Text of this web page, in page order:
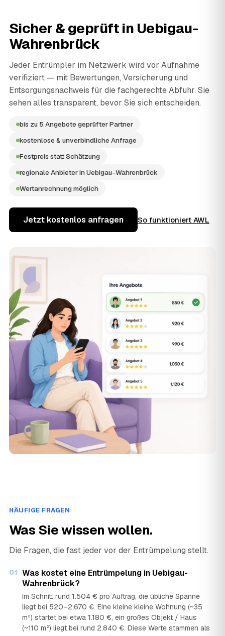
Sicher & geprüft in Uebigau-
Wahrenbrück
Jeder Entrümpler im Netzwerk wird vor Aufnahme
verifiziert — mit Bewertungen, Versicherung und
Entsorgungsnachweis für die fachgerechte Abfuhr. Sie
sehen alles transparent, bevor Sie sich entscheiden.
bis zu 5 Angebote geprüfter Partner
kostenlose & unverbindliche Anfrage
Festpreis statt Schätzung
regionale Anbieter in Uebigau-Wahrenbrück
Wertanrechnung möglich
Jetzt kostenlos anfragen So funktioniert AWL
HÄUFIGE FRAGEN
Was Sie wissen wollen.
Die Fragen, die fast jeder vor der Entrümpelung stellt.
01 Was kostet eine Entrümpelung in Uebigau-
Wahrenbrück?
Im Schnitt rund 1.504 € pro Auftrag, die übliche Spanne
liegt bei 520–2.670 €. Eine kleine kleine Wohnung (~35
m²) startet bei etwa 1.180 €, ein großes Objekt / Haus
(~110 m²) liegt bei rund 2.840 €. Diese Werte stammen als